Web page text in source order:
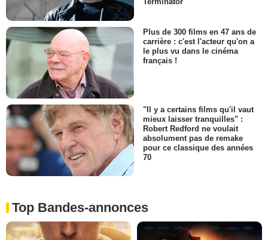
Terminator
Plus de 300 films en 47 ans de
carrière : c'est l'acteur qu'on a
le plus vu dans le cinéma
français !
"Il y a certains films qu'il vaut
mieux laisser tranquilles" :
Robert Redford ne voulait
absolument pas de remake
pour ce classique des années
70
Top Bandes-annonces